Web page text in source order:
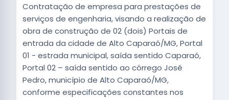
Contratação de empresa para prestações de
serviços de engenharia, visando a realização de
obra de construção de 02 (dois) Portais de
entrada da cidade de Alto Caparaó/MG, Portal
01 - estrada municipal, saída sentido Caparaó,
Portal 02 – saída sentido ao córrego José
Pedro, município de Alto Caparaó/MG,
conforme especificações constantes nos